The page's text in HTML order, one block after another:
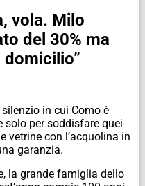
vola. Milo
del 30% ma
in cui Como è
solo per soddisfare quei
vetrine con l’acquolina in
garanzia.
la grande famiglia dello